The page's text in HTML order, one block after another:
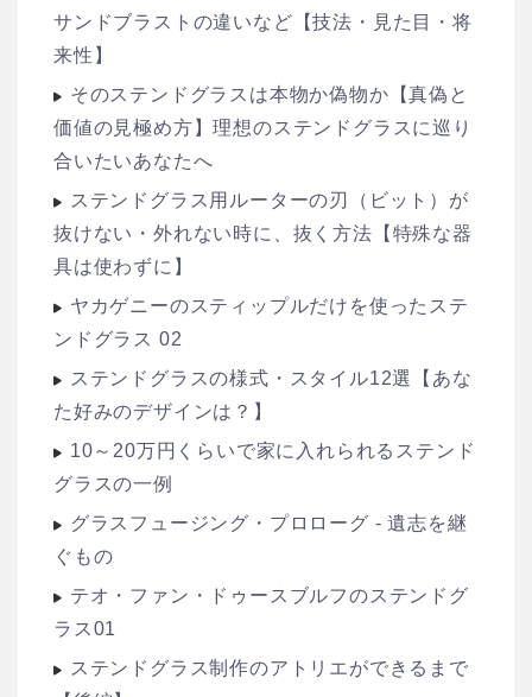
サンドブラストの違いなど【技法・見た目・将
来性】
そのステンドグラスは本物か偽物か【真偽と
価値の見極め方】理想のステンドグラスに巡り
合いたいあなたへ
ステンドグラス用ルーターの刃（ビット）が
抜けない・外れない時に、抜く方法【特殊な器
具は使わずに】
ヤカゲニーのスティップルだけを使ったステ
ンドグラス 02
ステンドグラスの様式・スタイル12選【あな
た好みのデザインは？】
10～20万円くらいで家に入れられるステンド
グラスの一例
グラスフュージング・プロローグ - 遺志を継
ぐもの
テオ・ファン・ドゥースブルフのステンドグ
ラス01
ステンドグラス制作のアトリエができるまで